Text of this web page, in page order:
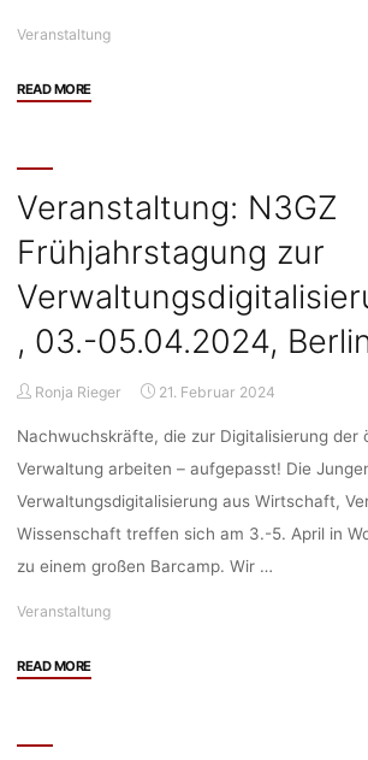
Veranstaltung
READ MORE"Veranstaltung:
Weichensteller
des
Umweltverbrauchs”
mit
Prof.
Dr.
Cordula
13.03.2024,
18:00,
Veranstaltung: N3GZ
Frühjahrstagung zur
, 03.-05.04.2024,
Ronja Rieger 21. Februar 2024
Nachwuchskräfte, die zur Digitalisierung der
Verwaltung arbeiten – aufgepasst! Die
Verwaltungsdigitalisierung aus Wirtschaft,
Wissenschaft treffen sich am 3.-5. April in
zu einem großen Barcamp. Wir …
Veranstaltung
READ MORE"Veranstaltung: